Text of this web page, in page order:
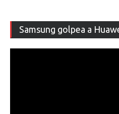
Samsung golpea a